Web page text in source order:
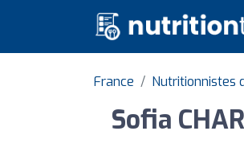
France Nutritionnistes
Sofia